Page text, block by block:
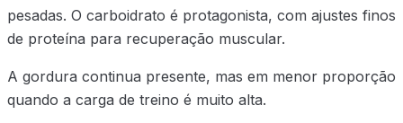
pesadas. O carboidrato é protagonista, com ajustes finos
de proteína para recuperação muscular.
A gordura continua presente, mas em menor proporção
quando a carga de treino é muito alta.